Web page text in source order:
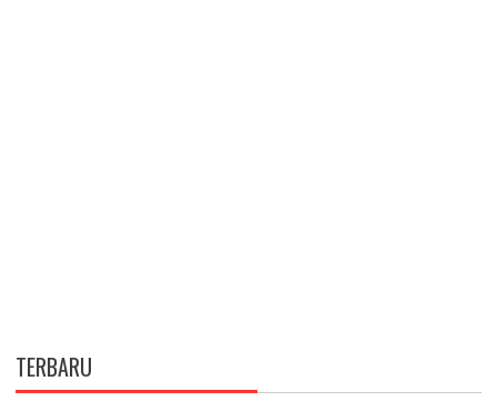
TERBARU